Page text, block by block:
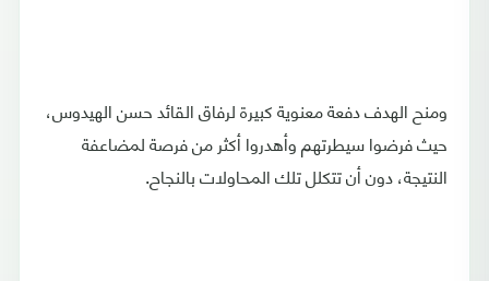
ومنح الهدف دفعة معنوية كبيرة لرفاق القائد حسن الهيدوس،
حيث فرضوا سيطرتهم وأهدروا أكثر من فرصة لمضاعفة
النتيجة، دون أن تتكلل تلك المحاولات بالنجاح.